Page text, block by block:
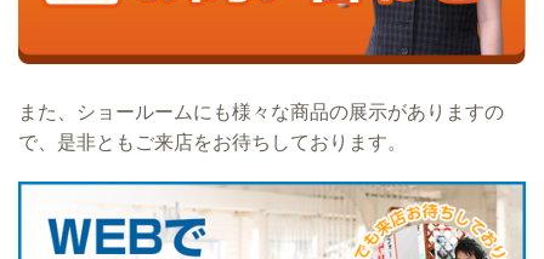
また、ショールームにも様々な商品の展示がありますの
で、是非ともご来店をお待ちしております。